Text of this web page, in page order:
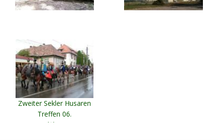
Zweiter Sekler Husaren
Treffen 06.
Vlăhi?a